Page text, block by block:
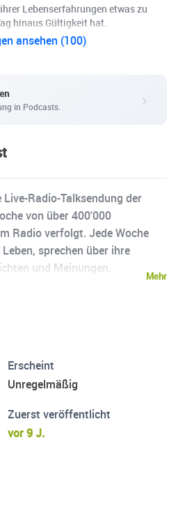
Lebenserfahrungen etwas zu
hinaus Gültigkeit hat.
ansehen (100)
in Podcasts.
Radio-Talksendung der
von über 400'000
Radio verfolgt. Jede Woche
sprechen über ihre
und Meinungen.
sind Gäste
Lebenserfahrungen etwas
Mehr
Erscheint
Unregelmäßig
Zuerst veröffentlicht
vor 9 J.